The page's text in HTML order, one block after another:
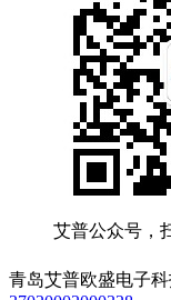
艾普公众号，
青岛艾普欧盛电子